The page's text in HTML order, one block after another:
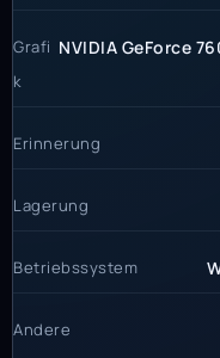
Grafi
k
NVIDIA GeForce
Erinnerung
Lagerung
Betriebssystem
Andere